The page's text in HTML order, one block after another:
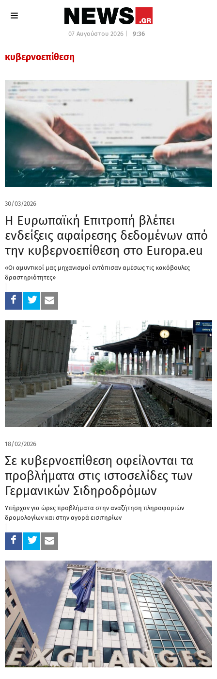
07 Αυγούστου 2026 | 9:36
κυβερνοεπίθεση
30/03/2026
Η Ευρωπαϊκή Επιτροπή βλέπει
ενδείξεις αφαίρεσης δεδομένων από
την κυβερνοεπίθεση στο Europa.eu
«Οι αμυντικοί μας μηχανισμοί εντόπισαν αμέσως τις κακόβουλες
δραστηριότητες»
18/02/2026
Σε κυβερνοεπίθεση οφείλονται τα
προβλήματα στις ιστοσελίδες των
Γερμανικών Σιδηροδρόμων
Υπήρχαν για ώρες προβλήματα στην αναζήτηση πληροφοριών
δρομολογίων και στην αγορά εισιτηρίων